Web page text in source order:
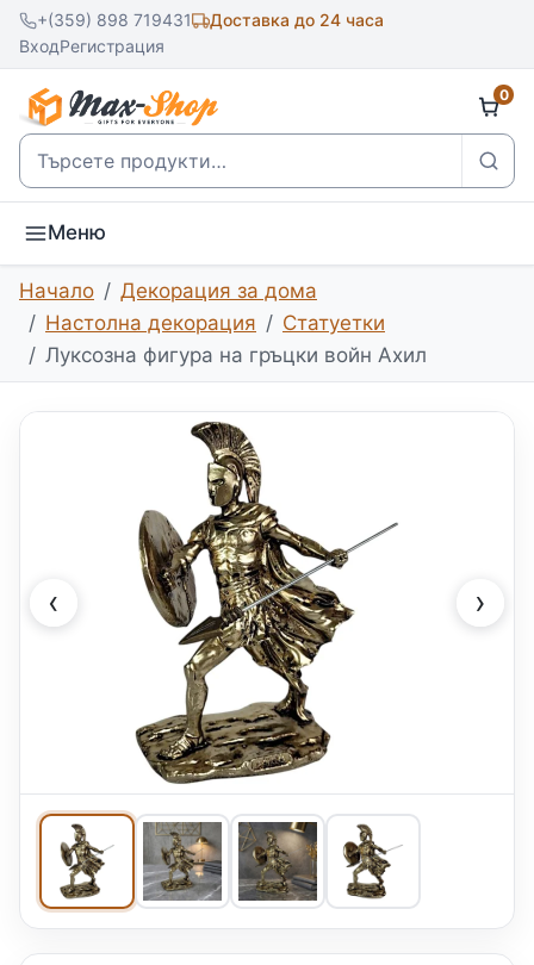
+(359) 898 719431
Доставка до 24 часа
ВходРегистрация
Търсене
0
Меню
Начало
Декорация за дома
Настолна декорация
Статуетки
Луксозна фигура на гръцки войн Ахил
‹ ›